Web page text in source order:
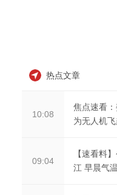
热点文章
10:08
焦点速看
为无人机
09:04
【速看料
江 早晨气